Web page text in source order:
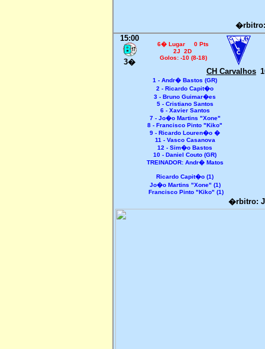
�rbitro:
15:00
3�
6� Lugar 0 Pts
2J 2D
Golos: -10 (8-18)
CH Carvalhos
1 - Andr� Bastos (GR)
2 - Ricardo Capit�o
3 - Bruno Guimar�es
5 - Cristiano Santos
6 - Xavier Santos
7 - Jo�o Martins "Xone"
8 - Francisco Pinto "Kiko"
9 - Ricardo Louren�o �
11 - Vasco Casanova
12 - Sim�o Bastos
10 - Daniel Couto (GR)
TREINADOR: Andr� Matos
Ricardo Capit�o (1)
Jo�o Martins "Xone" (1)
Francisco Pinto "Kiko" (1)
�rbitro: